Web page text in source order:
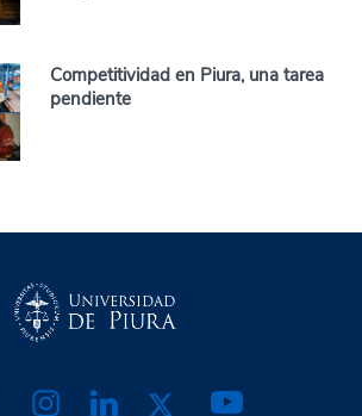
Competitividad en Piura, una tarea
pendiente